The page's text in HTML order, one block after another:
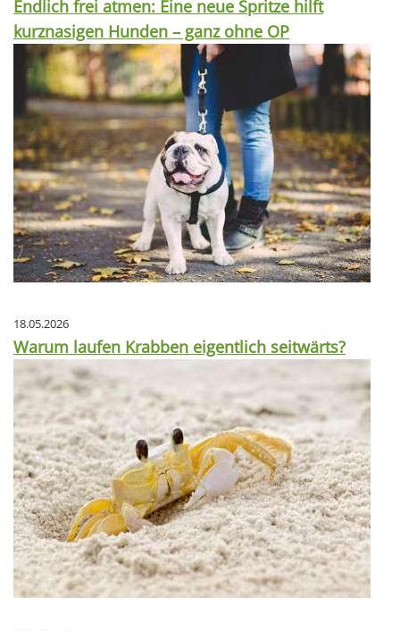
Endlich frei atmen: Eine neue Spritze hilft
kurznasigen Hunden – ganz ohne OP
18.05.2026
Warum laufen Krabben eigentlich seitwärts?